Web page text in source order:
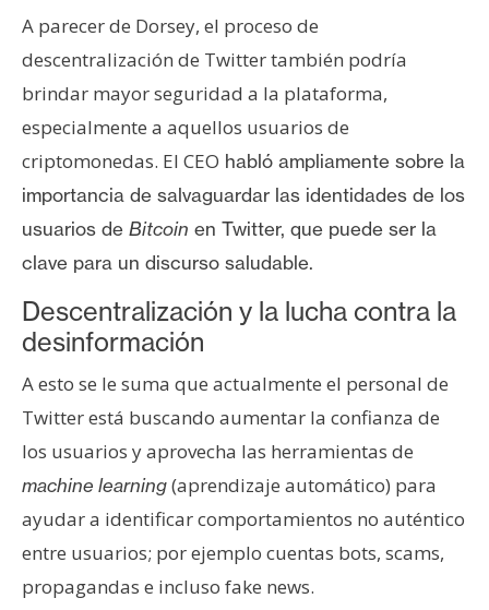
A parecer de Dorsey, el proceso de
descentralización de Twitter también podría
brindar mayor seguridad a la plataforma,
especialmente a aquellos usuarios de
criptomonedas. El CEO habló ampliamente sobre la
importancia de salvaguardar las identidades de los
usuarios de Bitcoin en Twitter, que puede ser la
clave para un discurso saludable.
Descentralización y la lucha contra la
desinformación
A esto se le suma que actualmente el personal de
Twitter está buscando aumentar la confianza de
los usuarios y aprovecha las herramientas de
machine learning(aprendizaje automático) para
ayudar a identificar comportamientos no auténtico
entre usuarios; por ejemplo cuentas bots, scams,
propagandas e incluso fake news.